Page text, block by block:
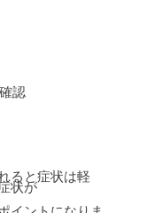
認
ると症状は軽
状が